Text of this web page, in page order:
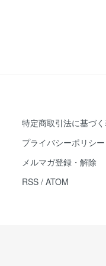
特定商取引法に基づ
プライバシーポリシー
メルマガ登録・解除
RSS /ATOM